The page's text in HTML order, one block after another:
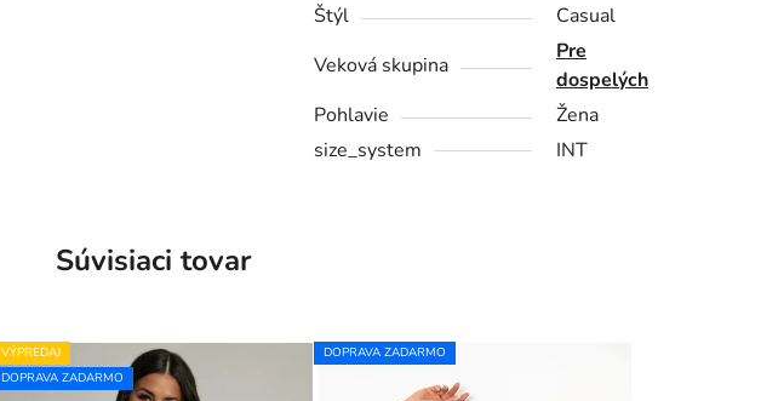
Štýl
Casual
Veková skupina
Pre
dospelých
Pohlavie
Žena
size_system
INT
Súvisiaci tovar
VÝPREDAJ
DOPRAVA ZADARMO
DOPRAVA ZADARMO